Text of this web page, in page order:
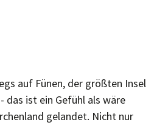
auf Fünen, der größten Insel
das ist ein Ge­fühl als wäre
ge­lan­det. Nicht nur